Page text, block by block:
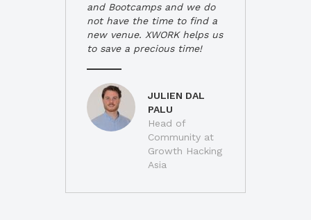
and Bootcamps and we do
not have the time to find a
new venue. XWORK helps us
to save a precious time!
JULIEN DAL
PALU
Head of
Community at
Growth Hacking
Asia